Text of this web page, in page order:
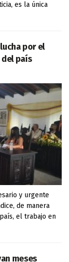
es la única
por el
país
y urgente
de manera
el trabajo en
meses